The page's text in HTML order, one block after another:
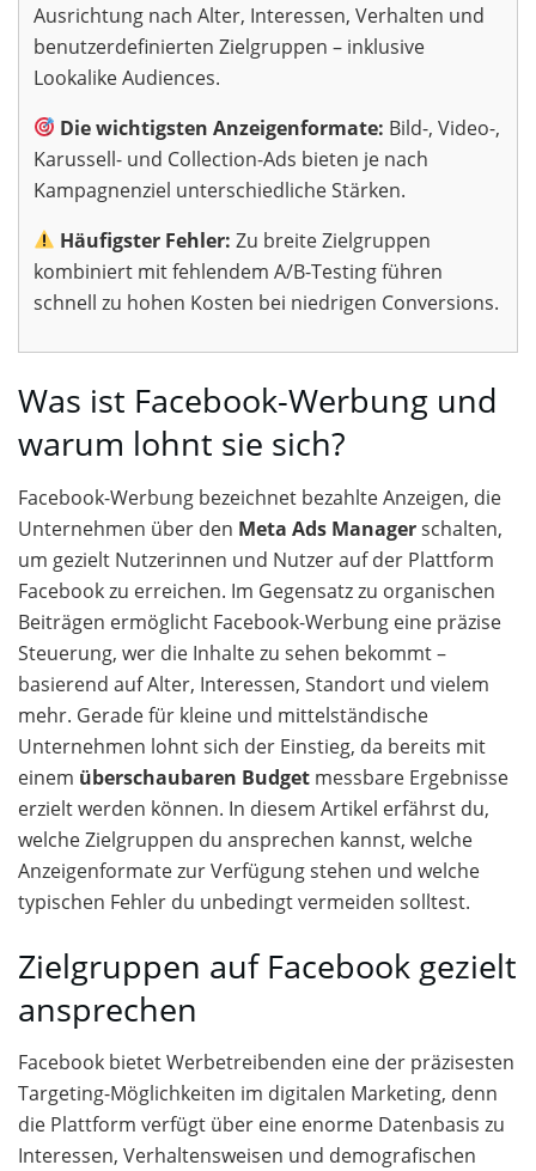
Ausrichtung nach Alter, Interessen, Verhalten und
benutzerdefinierten Zielgruppen – inklusive
Lookalike Audiences.
Die wichtigsten Anzeigenformate: Bild-, Video-,
Karussell- und Collection-Ads bieten je nach
Kampagnenziel unterschiedliche Stärken.
Häufigster Fehler: Zu breite Zielgruppen
kombiniert mit fehlendem A/B-Testing führen
schnell zu hohen Kosten bei niedrigen Conversions.
Was ist Facebook-Werbung und
warum lohnt sie sich?
Facebook-Werbung bezeichnet bezahlte Anzeigen, die
Unternehmen über den Meta Ads Managerschalten,
um gezielt Nutzerinnen und Nutzer auf der Plattform
Facebook zu erreichen. Im Gegensatz zu organischen
Beiträgen ermöglicht Facebook-Werbung eine präzise
Steuerung, wer die Inhalte zu sehen bekommt –
basierend auf Alter, Interessen, Standort und vielem
mehr. Gerade für kleine und mittelständische
Unternehmen lohnt sich der Einstieg, da bereits mit
einem überschaubaren Budget messbare Ergebnisse
erzielt werden können. In diesem Artikel erfährst du,
welche Zielgruppen du ansprechen kannst, welche
Anzeigenformate zur Verfügung stehen und welche
typischen Fehler du unbedingt vermeiden solltest.
Zielgruppen auf Facebook gezielt
ansprechen
Facebook bietet Werbetreibenden eine der präzisesten
Targeting-Möglichkeiten im digitalen Marketing, denn
die Plattform verfügt über eine enorme Datenbasis zu
Interessen, Verhaltensweisen und demografischen